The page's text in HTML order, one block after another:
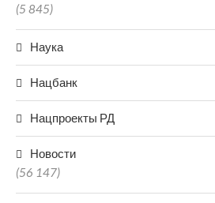
(5 845)
Наука
Нацбанк
Нацпроекты РД
Новости
(56 147)